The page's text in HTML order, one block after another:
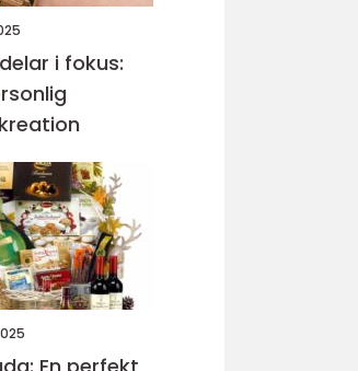
i fokus: